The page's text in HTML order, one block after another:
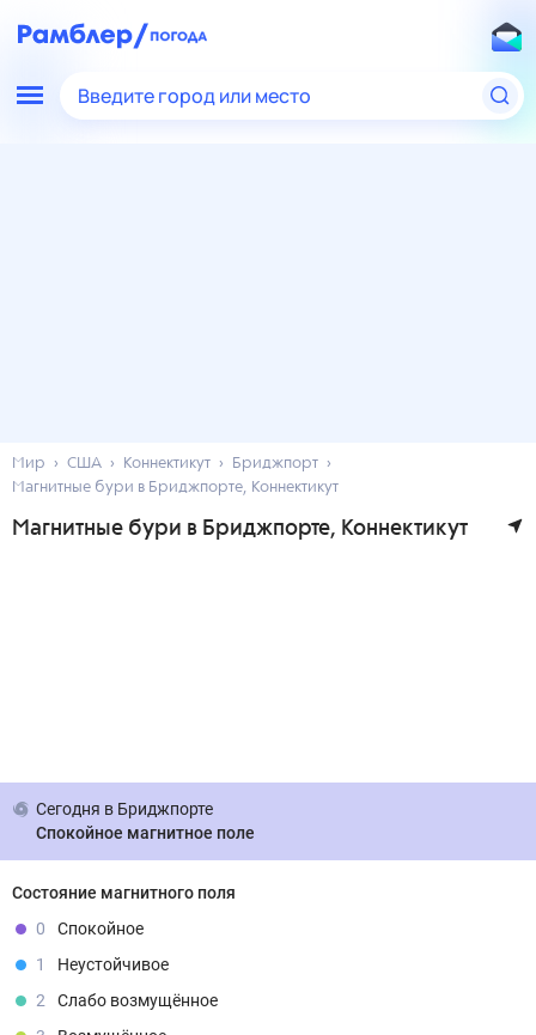
Введите город или место
Мир США Коннектикут
Бриджпорт
Магнитные бури в Бриджпорте, Коннектикут
Магнитные бури в Бриджпорте, Коннектикут
Сегодня в Бриджпорте
Спокойное магнитное поле
Состояние магнитного поля
0
Спокойное
1
Неустойчивое
2
Слабо возмущённое